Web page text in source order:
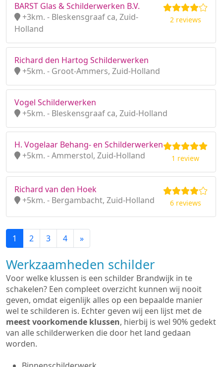
BARST Glas & Schilderwerken B.V.
+3km. - Bleskensgraaf ca, Zuid-
Holland
2 reviews
Richard den Hartog Schilderwerken
+5km. - Groot-Ammers, Zuid-Holland
Vogel Schilderwerken
+5km. - Bleskensgraaf ca, Zuid-Holland
H. Vogelaar Behang- en Schilderwerken
+5km. - Ammerstol, Zuid-Holland
1 review
Richard van den Hoek
+5km. - Bergambacht, Zuid-Holland
6 reviews
1 2 3 4 »
Werkzaamheden schilder
Voor welke klussen is een schilder Brandwijk in te
schakelen? Een compleet overzicht kunnen wij nooit
geven, omdat eigenlijk alles op een bepaalde manier
wel te schilderen is. Echter geven wij een lijst met de
meest voorkomende klussen, hierbij is wel 90% gedekt
van alle schilderwerken die door het land gedaan
worden.